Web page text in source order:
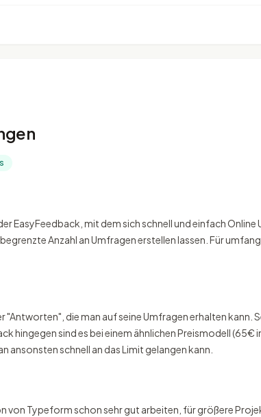
EasyFeedback, mit dem sich schnell und einfach
Anzahl an Umfragen erstellen lassen. Für
"Antworten", die man auf seine Umfragen erhalten
hingegen sind es bei einem ähnlichen Preismodell
ansonsten schnell an das Limit gelangen kann.
von Typeform schon sehr gut arbeiten, für größere